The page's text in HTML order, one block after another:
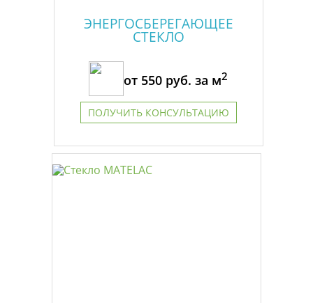
ЭНЕРГОСБЕРЕГАЮЩЕЕ
СТЕКЛО
от 550 руб. за м2
ПОЛУЧИТЬ КОНСУЛЬТАЦИЮ